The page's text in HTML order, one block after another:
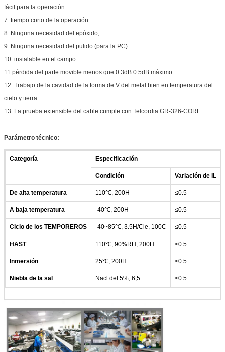
fácil para la operación
7. tiempo corto de la operación.
8. Ninguna necesidad del epóxido,
9. Ninguna necesidad del pulido (para la PC)
10. instalable en el campo
11 pérdida del parte movible menos que 0.3dB 0.5dB máximo
12. Trabajo de la cavidad de la forma de V del metal bien en temperatura del
cielo y tierra
13. La prueba extensible del cable cumple con Telcordia GR-326-CORE
Parámetro técnico:
Categoría Especificación
Condición Variación de IL
De alta temperatura 110℃, 200H ≤0.5
A baja temperatura -40℃, 200H ≤0.5
Ciclo de los TEMPOREROS -40~85℃, 3.5H/Cle, 100C ≤0.5
HAST 110℃, 90%RH, 200H ≤0.5
Inmersión 25℃, 200H ≤0.5
Niebla de la sal Nacl del 5%, 6,5 ≤0.5